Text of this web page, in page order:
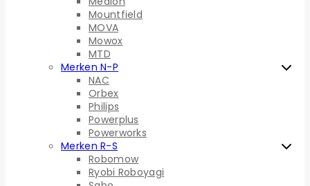
Mountfield
MOVA
Mowox
MTD
Merken N-P
NAC
Orbex
Philips
Powerplus
Powerworks
Merken R-S
Robomow
Ryobi Roboyagi